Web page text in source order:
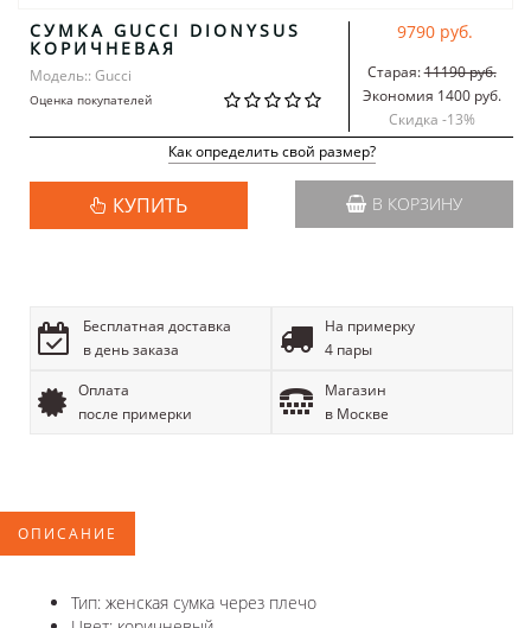
СУМКА GUCCI DIONYSUS
КОРИЧНЕВАЯ
Модель:: Gucci
Оценка покупателей
9790 руб.
Старая:11190 руб.
Экономия 1400 руб.
Скидка -13%
Как определить свой размер?
КУПИТЬ В КОРЗИНУ
Бесплатная доставка
в день заказа
На примерку
4 пары
Оплата
после примерки
Магазин
в Москве
ОПИСАНИЕ
Тип: женская сумка через плечо